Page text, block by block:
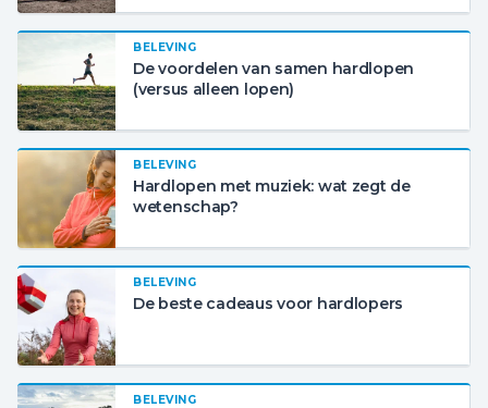
BELEVING
De voordelen van samen hardlopen
(versus alleen lopen)
BELEVING
Hardlopen met muziek: wat zegt de
wetenschap?
BELEVING
De beste cadeaus voor hardlopers
BELEVING